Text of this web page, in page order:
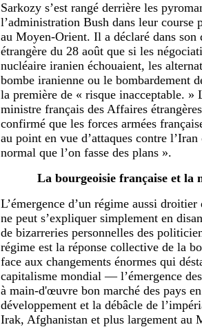
Sarkozy s’est rangé derrière les
l’administration Bush dans leur course
au Moyen-Orient. Il a déclaré dans son
étrangère du 28 août que si les
nucléaire iranien échouaient, les
bombe iranienne ou le bombardement
la première de « risque inacceptable. »
ministre français des Affaires
confirmé que les forces armées
au point en vue d’attaques contre
normal que l’on fasse des plans ».
La bourgeoisie française et la
L’émergence d’un régime aussi
ne peut s’expliquer simplement en
de bizarreries personnelles des
régime est la réponse collective de la
face aux changements énormes qui
capitalisme mondial — l’émergence
à main-d'œuvre bon marché des pays
développement et la débâcle de
Irak, Afghanistan et plus largement au